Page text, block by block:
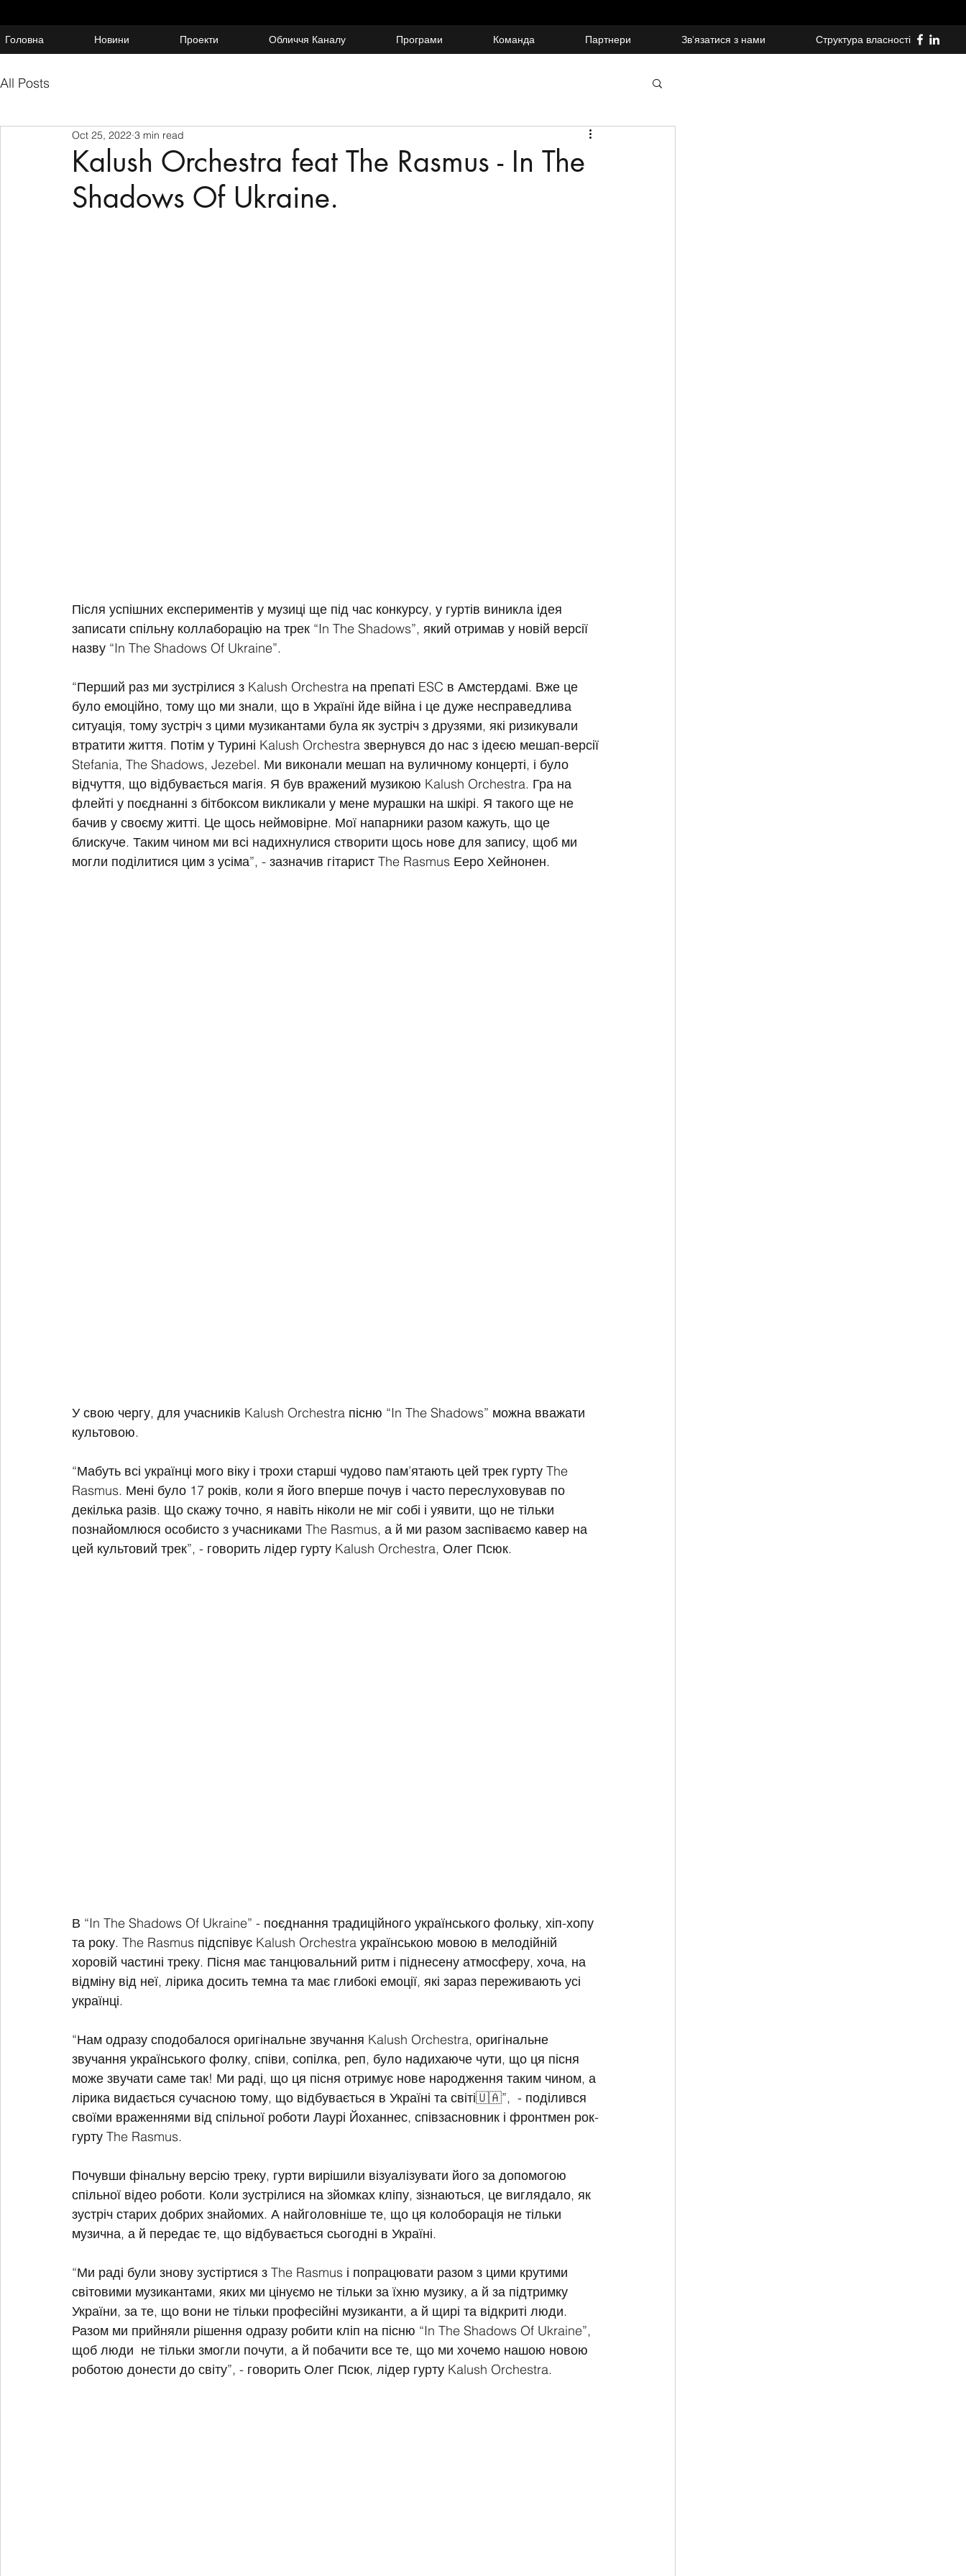
Головна Новини Проекти Обличчя Каналу Програми Команда Партнери Зв'язатися з нами Структура власності
All Posts
Kalush Orchestra feat The Rasmus - In The
Shadows Of Ukraine.
Oct 25, 2022 3 min read
Після успішних експериментів у музиці ще під час конкурсу, у гуртів виникла ідея
записати спільну коллаборацію на трек “In The Shadows”, який отримав у новій версії
назву “In The Shadows Of Ukraine”.
“Перший раз ми зустрілися з Kalush Orchestra на препаті ESC в Амстердамі. Вже це
було емоційно, тому що ми знали, що в Україні йде війна і це дуже несправедлива
ситуація, тому зустріч з цими музикантами була як зустріч з друзями, які ризикували
втратити життя. Потім у Турині Kalush Orchestra звернувся до нас з ідеєю мешап-версії
Stefania, The Shadows, Jezebel. Ми виконали мешап на вуличному концерті, і було
відчуття, що відбувається магія. Я був вражений музикою Kalush Orchestra. Гра на
флейті у поєднанні з бітбоксом викликали у мене мурашки на шкірі. Я такого ще не
бачив у своєму житті. Це щось неймовірне. Мої напарники разом кажуть, що це
блискуче. Таким чином ми всі надихнулися створити щось нове для запису, щоб ми
могли поділитися цим з усіма”, - зазначив гітарист The Rasmus Ееро Хейнонен.
У свою чергу, для учасників Kalush Orchestra пісню “In The Shadows” можна вважати
культовою.
“Мабуть всі українці мого віку і трохи старші чудово пам’ятають цей трек гурту The
Rasmus. Мені було 17 років, коли я його вперше почув і часто переслуховував по
декілька разів. Що скажу точно, я навіть ніколи не міг собі і уявити, що не тільки
познайомлюся особисто з учасниками The Rasmus, а й ми разом заспіваємо кавер на
цей культовий трек”, - говорить лідер гурту Kalush Orchestra, Олег Псюк.
В “In The Shadows Of Ukraine” - поєднання традиційного українського фольку, хіп-хопу
та року. The Rasmus підспівує Kalush Orchestra українською мовою в мелодійній
хоровій частині треку. Пісня має танцювальний ритм і піднесену атмосферу, хоча, на
відміну від неї, лірика досить темна та має глибокі емоції, які зараз переживають усі
українці.
“Нам одразу сподобалося оригінальне звучання Kalush Orchestra, оригінальне
звучання українського фолку, співи, сопілка, реп, було надихаюче чути, що ця пісня
може звучати саме так! Ми раді, що ця пісня отримує нове народження таким чином, а
лірика видається сучасною тому, що відбувається в Україні та світі🇺🇦”,  - поділився
своїми враженнями від спільної роботи Лаурі Йоханнес, співзасновник і фронтмен рок-
гурту The Rasmus.
Почувши фінальну версію треку, гурти вирішили візуалізувати його за допомогою
спільної відео роботи. Коли зустрілися на зйомках кліпу, зізнаються, це виглядало, як
зустріч старих добрих знайомих. А найголовніше те, що ця колоборація не тільки
музична, а й передає те, що відбувається сьогодні в Україні.
“Ми раді були знову зустіртися з The Rasmus і попрацювати разом з цими крутими
світовими музикантами, яких ми цінуємо не тільки за їхню музику, а й за підтримку
України, за те, що вони не тільки професійні музиканти, а й щирі та відкриті люди.
Разом ми прийняли рішення одразу робити кліп на пісню “In The Shadows Of Ukraine”,
щоб люди  не тільки змогли почути, а й побачити все те, що ми хочемо нашою новою
роботою донести до світу”, - говорить Олег Псюк, лідер гурту Kalush Orchestra.